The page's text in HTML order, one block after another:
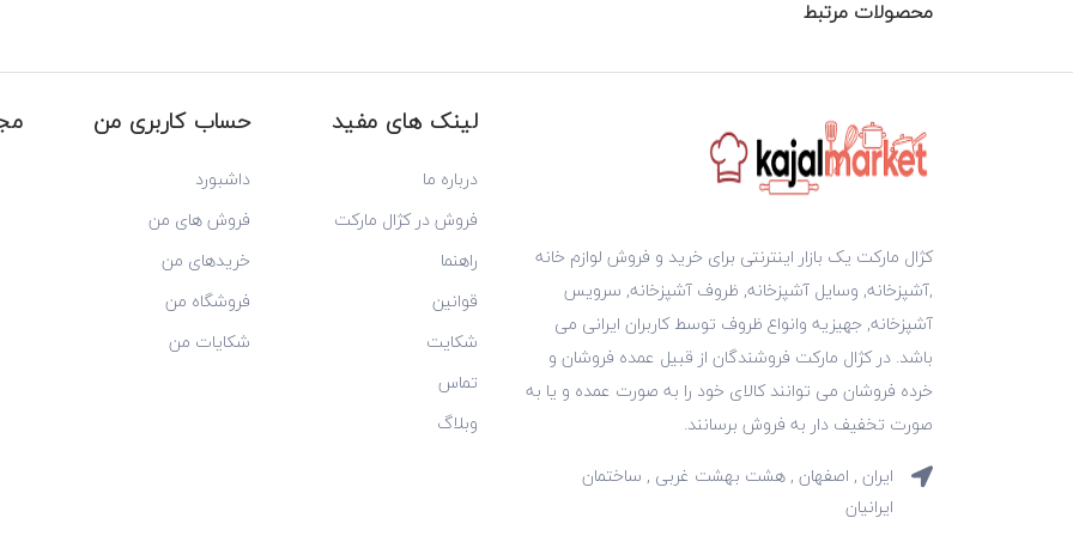
محصولات مرتبط
کژال مارکت یک بازار اینترنتی برای خرید و فروش لوازم خانه
,آشپزخانه, وسایل آشپزخانه, ظروف آشپزخانه, سرویس
آشپزخانه, جهیزیه وانواع ظروف توسط کاربران ایرانی می
باشد. در کژال مارکت فروشندگان از قبیل عمده فروشان و
خرده فروشان می توانند کالای خود را به صورت عمده و یا به
صورت تخفیف دار به فروش برسانند.
ایران , اصفهان , هشت بهشت غربی , ساختمان
ایرانیان
لینک های مفید
درباره ما
فروش در کژال مارکت
راهنما
قوانین
شکایت
تماس
وبلاگ
حساب کاربری من
داشبورد
فروش های من
خریدهای من
فروشگاه من
شکایات من